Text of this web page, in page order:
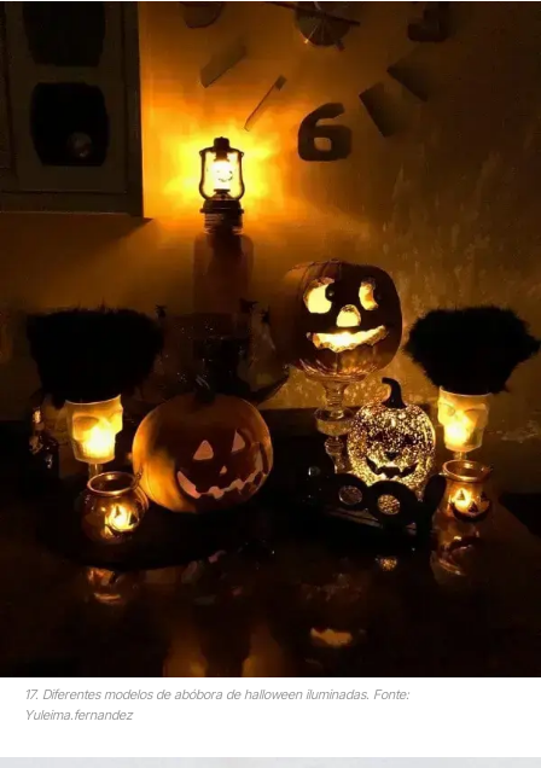
17. Diferentes modelos de abóbora de halloween iluminadas. Fonte:
Yuleima.fernandez